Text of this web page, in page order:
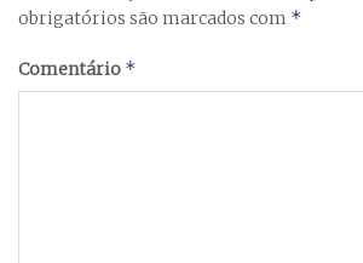
obrigatórios são marcados com *
Comentário *